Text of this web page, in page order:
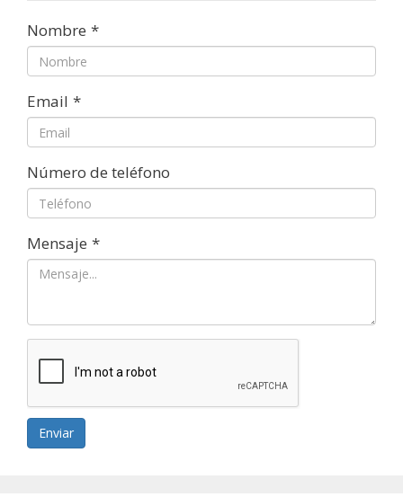
Nombre *
Email *
Número de teléfono
Mensaje *
Enviar